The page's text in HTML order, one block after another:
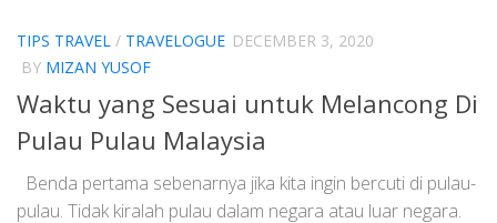
TIPS TRAVEL / TRAVELOGUE DECEMBER 3, 2020
BY MIZAN YUSOF
Waktu yang Sesuai untuk Melancong Di
Pulau Pulau Malaysia
Benda pertama sebenarnya jika kita ingin bercuti di pulau-
pulau. Tidak kiralah pulau dalam negara atau luar negara.